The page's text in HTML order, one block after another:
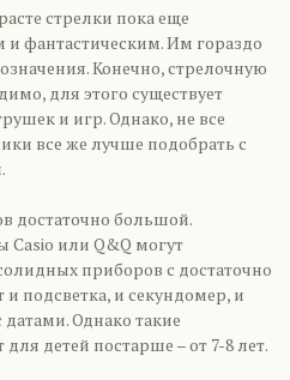
стрелки пока еще
фантастическим. Им гораздо
Конечно, стрелочную
для этого существует
и игр. Однако, не все
все же лучше подобрать с
достаточно большой.
или Q&Q могут
приборов с достаточно
подсветка, и секундомер, и
Однако такие
детей постарше – от 7-8 лет.